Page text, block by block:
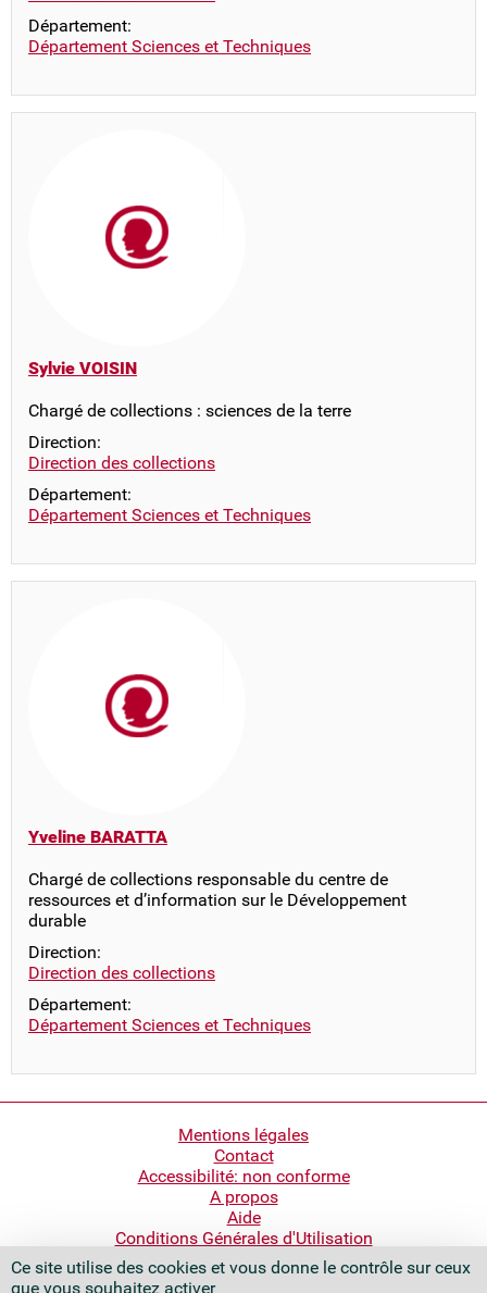
Ce site utilise des cookies et vous donne le contrôle sur ceux
que vous souhaitez activer
Département:
Département Sciences et Techniques
Sylvie VOISIN
Chargé de collections : sciences de la terre
Direction:
Direction des collections
Département:
Département Sciences et Techniques
Yveline BARATTA
Chargé de collections responsable du centre de
ressources et d’information sur le Développement
durable
Direction:
Direction des collections
Département:
Département Sciences et Techniques
Mentions légales
Contact
Accessibilité: non conforme
A propos
Aide
Conditions Générales d'Utilisation
Bibliothèque nationale de France